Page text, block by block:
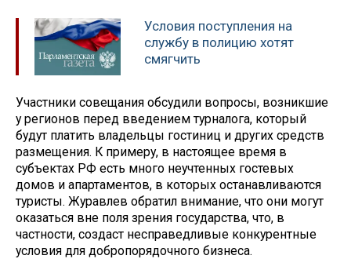
Условия поступления на
службу в полицию хотят
смягчить
Участники совещания обсудили вопросы, возникшие
у регионов перед введением турналога, который
будут платить владельцы гостиниц и других средств
размещения. К примеру, в настоящее время в
субъектах РФ есть много неучтенных гостевых
домов и апартаментов, в которых останавливаются
туристы. Журавлев обратил внимание, что они могут
оказаться вне поля зрения государства, что, в
частности, создаст несправедливые конкурентные
условия для добропорядочного бизнеса.